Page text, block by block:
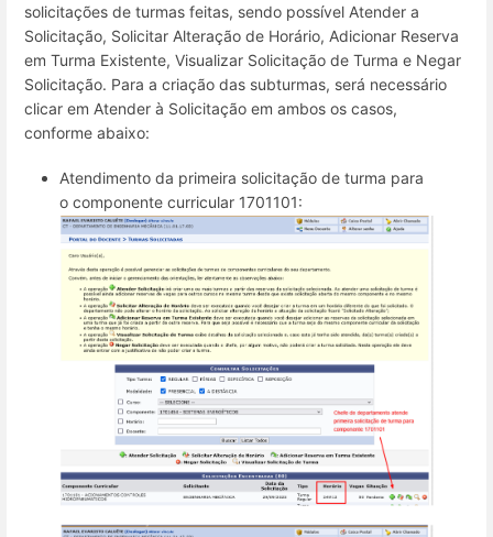
solicitações de turmas feitas, sendo possível Atender a
Solicitação, Solicitar Alteração de Horário, Adicionar Reserva
em Turma Existente, Visualizar Solicitação de Turma e Negar
Solicitação. Para a criação das subturmas, será necessário
clicar em Atender à Solicitação em ambos os casos,
conforme abaixo:
Atendimento da primeira solicitação de turma para
o componente curricular 1701101: